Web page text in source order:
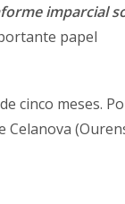
imparcial
papel
cinco meses.